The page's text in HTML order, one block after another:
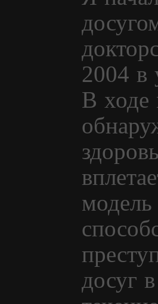
2004 в
В ходе
досуг